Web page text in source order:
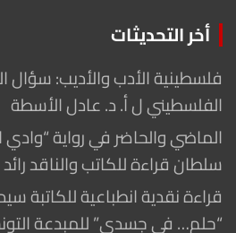
أخر التحديثات
فلسطينية الأدب والأديب: سؤال
الفلسطيني ل أ. د. عادل الأسطة
الماضي والحاضر في رواية “وادي
سلطان قراءة للكاتب والناقد
قراءة نقدية انطباعية للكاتبة
“حلم… في جسدي” للمبدعة